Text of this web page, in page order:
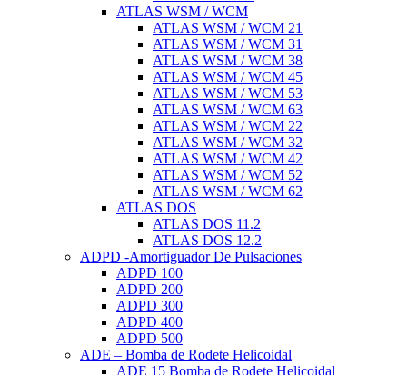
ATLAS WSM / WCM
ATLAS WSM / WCM 21
ATLAS WSM / WCM 31
ATLAS WSM / WCM 38
ATLAS WSM / WCM 45
ATLAS WSM / WCM 53
ATLAS WSM / WCM 63
ATLAS WSM / WCM 22
ATLAS WSM / WCM 32
ATLAS WSM / WCM 42
ATLAS WSM / WCM 52
ATLAS WSM / WCM 62
ATLAS DOS
ATLAS DOS 11.2
ATLAS DOS 12.2
ADPD -Amortiguador De Pulsaciones
ADPD 100
ADPD 200
ADPD 300
ADPD 400
ADPD 500
ADE – Bomba de Rodete Helicoidal
ADE 15 Bomba de Rodete Helicoidal